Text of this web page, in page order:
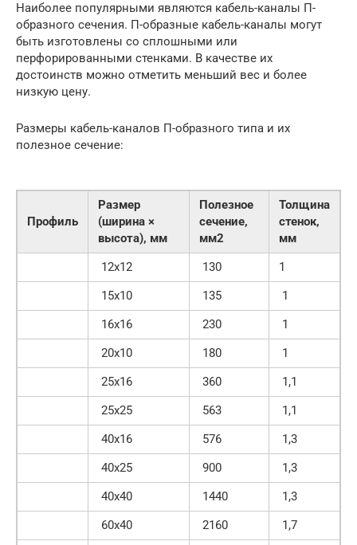
Наиболее популярными являются кабель-каналы П-
образного сечения. П-образные кабель-каналы могут
быть изготовлены со сплошными или
перфорированными стенками. В качестве их
достоинств можно отметить меньший вес и более
низкую цену.
Размеры кабель-каналов П-образного типа и их
полезное сечение:
Профиль
Размер
(ширина ×
высота), мм
Полезное
сечение,
мм2
Толщина
стенок,
мм
12х12
130
1
15х10
135
1
16х16
230
1
20х10
180
1
25х16
360
1,1
25х25
563
1,1
40х16
576
1,3
40х25
900
1,3
40х40
1440
1,3
60х40
2160
1,7